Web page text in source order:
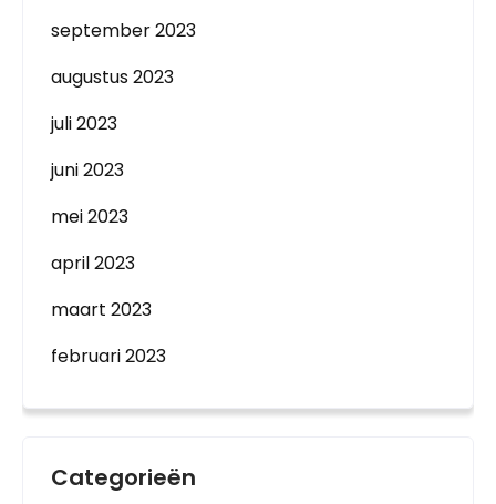
september 2023
augustus 2023
juli 2023
juni 2023
mei 2023
april 2023
maart 2023
februari 2023
Categorieën